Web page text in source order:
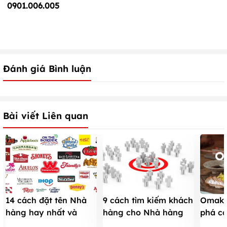
0901.006.005
Đánh giá Bình luận
Bài viết Liên quan
14 cách đặt tên Nhà
hàng hay nhất và
9 cách tìm kiếm khách
hàng cho Nhà hàng
phá